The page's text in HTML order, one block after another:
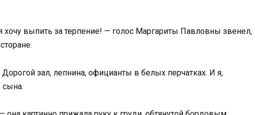
хочу выпить за терпение! — голос Маргариты Павловны звенел,
зал, лепнина, официанты в белых перчатках. И я,
сына.